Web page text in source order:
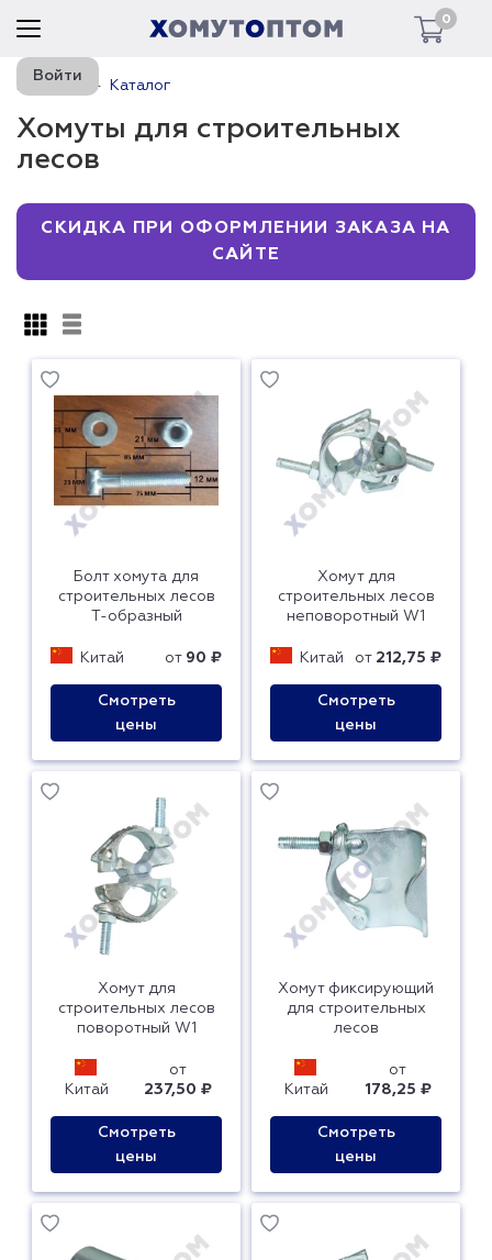
0
Войти
Главная Каталог
Хомуты для строительных
лесов
СКИДКА ПРИ ОФОРМЛЕНИИ ЗАКАЗА НА
САЙТЕ
Болт хомута для
строительных лесов
Т-образный
Китай от 90 ₽
Смотреть
цены
Хомут для
строительных лесов
неповоротный W1
Китай от 212,75 ₽
Смотреть
цены
Хомут для
строительных лесов
поворотный W1
Китай
от
237,50 ₽
Смотреть
цены
Хомут фиксирующий
для строительных
лесов
Китай
от
178,25 ₽
Смотреть
цены